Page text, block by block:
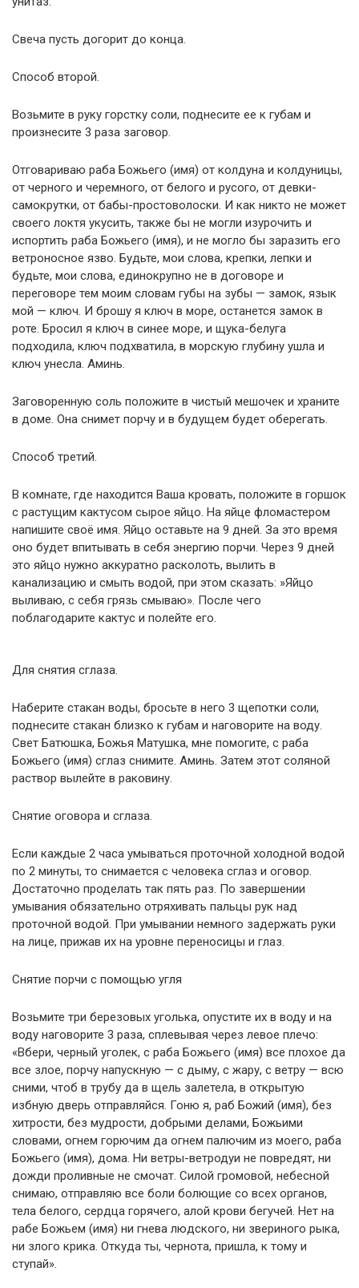
Свеча пусть догорит до конца.
Способ второй.
Возьмите в руку горстку соли, поднесите ее к губам и
произнесите 3 раза заговор.
Отговариваю раба Божьего (имя) от колдуна и колдуницы,
от черного и черемного, от белого и русого, от девки-
самокрутки, от бабы-простоволоски. И как никто не может
своего локтя укусить, также бы не могли изурочить и
испортить раба Божьего (имя), и не могло бы заразить его
ветроносное язво. Будьте, мои слова, крепки, лепки и
будьте, мои слова, единокрупно не в договоре и
переговоре тем моим словам губы на зубы — замок, язык
мой — ключ. И брошу я ключ в море, останется замок в
роте. Бросил я ключ в синее море, и щука-белуга
подходила, ключ подхватила, в морскую глубину ушла и
ключ унесла. Аминь.
Заговоренную соль положите в чистый мешочек и храните
в доме. Она снимет порчу и в будущем будет оберегать.
Способ третий.
В комнате, где находится Ваша кровать, положите в горшок
с растущим кактусом сырое яйцо. На яйце фломастером
напишите своё имя. Яйцо оставьте на 9 дней. За это время
оно будет впитывать в себя энергию порчи. Через 9 дней
это яйцо нужно аккуратно расколоть, вылить в
канализацию и смыть водой, при этом сказать: »Яйцо
выливаю, с себя грязь смываю». После чего
поблагодарите кактус и полейте его.
Для снятия сглаза.
Наберите стакан воды, бросьте в него 3 щепотки соли,
поднесите стакан близко к губам и наговорите на воду.
Свет Батюшка, Божья Матушка, мне помогите, с раба
Божьего (имя) сглаз снимите. Аминь. Затем этот соляной
раствор вылейте в раковину.
Снятие оговора и сглаза.
Если каждые 2 часа умываться проточной холодной водой
по 2 минуты, то снимается с человека сглаз и оговор.
Достаточно проделать так пять раз. По завершении
умывания обязательно отряхивать пальцы рук над
проточной водой. При умывании немного задержать руки
на лице, прижав их на уровне переносицы и глаз.
Снятие порчи с помощью угля
Возьмите три березовых уголька, опустите их в воду и на
воду наговорите 3 раза, сплевывая через левое плечо:
«Вбери, черный уголек, с раба Божьего (имя) все плохое да
все злое, порчу напускную — с дыму, с жару, с ветру — всю
сними, чтоб в трубу да в щель залетела, в открытую
избную дверь отправляйся. Гоню я, раб Божий (имя), без
хитрости, без мудрости, добрыми делами, Божьими
словами, огнем горючим да огнем палючим из моего, раба
Божьего (имя), дома. Ни ветры-ветродуи не повредят, ни
дожди проливные не смочат. Силой громовой, небесной
снимаю, отправляю все боли болющие со всех органов,
тела белого, сердца горячего, алой крови бегучей. Нет на
рабе Божьем (имя) ни гнева людского, ни звериного рыка,
ни злого крика. Откуда ты, чернота, пришла, к тому и
ступай».